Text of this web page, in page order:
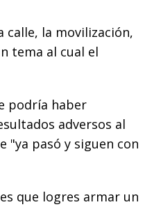
calle, la movilización,
tema al cual el
podría haber
adversos al
"ya pasó y siguen con
que logres armar un